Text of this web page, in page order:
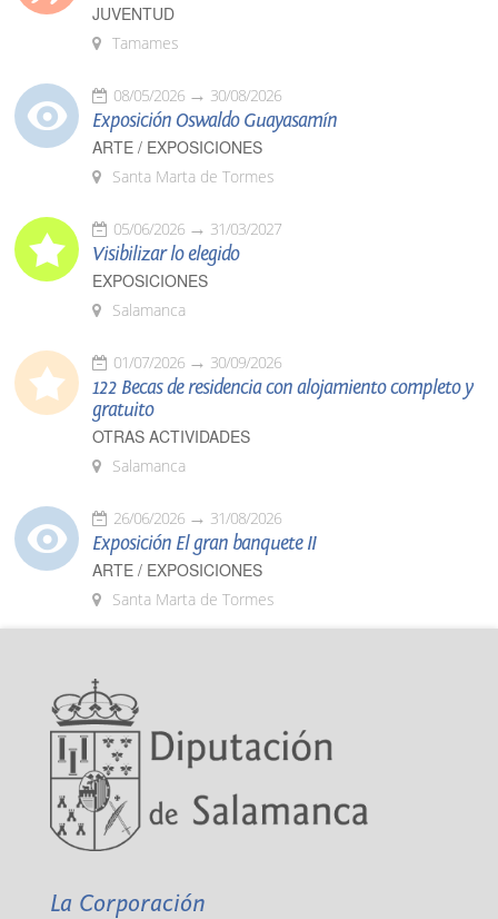
JUVENTUD
Tamames
08/05/2026 30/08/2026
Exposición Oswaldo Guayasamín
ARTE / EXPOSICIONES
Santa Marta de Tormes
05/06/2026 31/03/2027
Visibilizar lo elegido
EXPOSICIONES
Salamanca
01/07/2026 30/09/2026
122 Becas de residencia con alojamiento completo y
gratuito
OTRAS ACTIVIDADES
Salamanca
26/06/2026 31/08/2026
Exposición El gran banquete II
ARTE / EXPOSICIONES
Santa Marta de Tormes
La Corporación